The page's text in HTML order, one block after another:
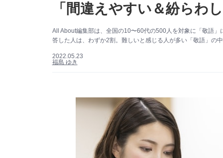
「間違えやすい＆紛らわ
All About編集部は、全国の10〜60代の500人を対象に「敬語
答した人は、わずか2割。難しいと感じる人が多い「敬語」の
2022.05.23
福島 ゆき